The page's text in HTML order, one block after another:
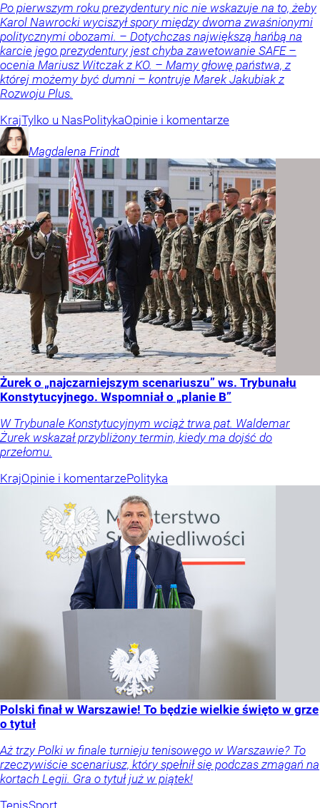
Po pierwszym roku prezydentury nic nie wskazuje na to, żeby
Karol Nawrocki wyciszył spory między dwoma zwaśnionymi
politycznymi obozami. – Dotychczas największą hańbą na
karcie jego prezydentury jest chyba zawetowanie SAFE –
ocenia Mariusz Witczak z KO. – Mamy głowę państwa, z
której możemy być dumni – kontruje Marek Jakubiak z
Rozwoju Plus.
KrajTylko u NasPolitykaOpinie i komentarze
Magdalena Frindt
Żurek o „najczarniejszym scenariuszu” ws. Trybunału
Konstytucyjnego. Wspomniał o „planie B”
W Trybunale Konstytucyjnym wciąż trwa pat. Waldemar
Żurek wskazał przybliżony termin, kiedy ma dojść do
przełomu.
KrajOpinie i komentarzePolityka
Polski finał w Warszawie! To będzie wielkie święto w grze
o tytuł
Aż trzy Polki w finale turnieju tenisowego w Warszawie? To
rzeczywiście scenariusz, który spełnił się podczas zmagań na
kortach Legii. Gra o tytuł już w piątek!